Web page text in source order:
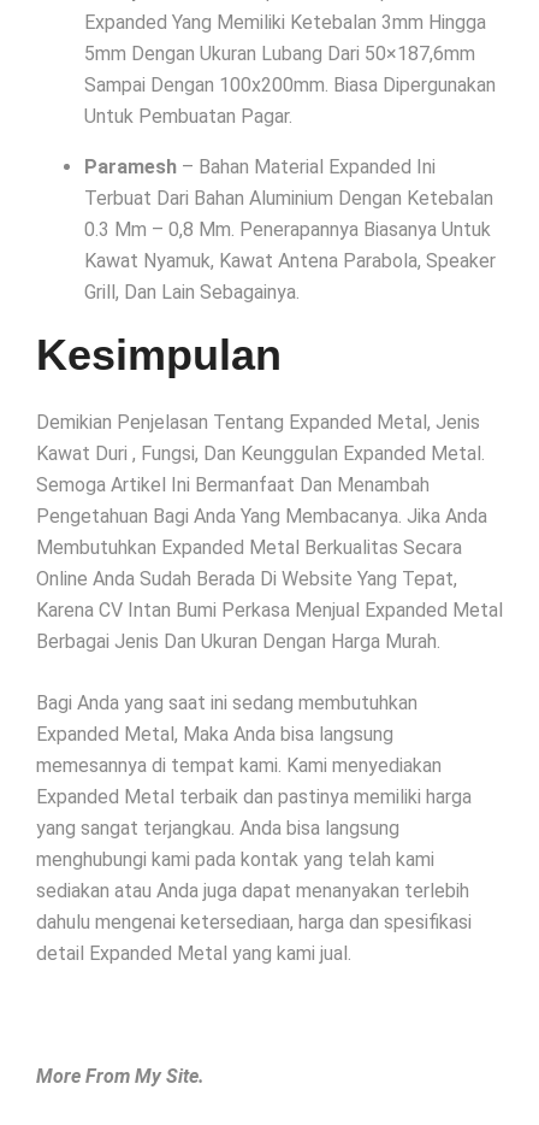
Expanded Yang Memiliki Ketebalan 3mm Hingga
5mm Dengan Ukuran Lubang Dari 50×187,6mm
Sampai Dengan 100x200mm. Biasa Dipergunakan
Untuk Pembuatan Pagar.
Paramesh – Bahan Material Expanded Ini
Terbuat Dari Bahan Aluminium Dengan Ketebalan
0.3 Mm – 0,8 Mm. Penerapannya Biasanya Untuk
Kawat Nyamuk, Kawat Antena Parabola, Speaker
Grill, Dan Lain Sebagainya.
Kesimpulan
Demikian Penjelasan Tentang Expanded Metal, Jenis
Kawat Duri , Fungsi, Dan Keunggulan Expanded Metal.
Semoga Artikel Ini Bermanfaat Dan Menambah
Pengetahuan Bagi Anda Yang Membacanya. Jika Anda
Membutuhkan Expanded Metal Berkualitas Secara
Online Anda Sudah Berada Di Website Yang Tepat,
Karena CV Intan Bumi Perkasa Menjual Expanded Metal
Berbagai Jenis Dan Ukuran Dengan Harga Murah.
Bagi Anda yang saat ini sedang membutuhkan
Expanded Metal, Maka Anda bisa langsung
memesannya di tempat kami. Kami menyediakan
Expanded Metal terbaik dan pastinya memiliki harga
yang sangat terjangkau. Anda bisa langsung
menghubungi kami pada kontak yang telah kami
sediakan atau Anda juga dapat menanyakan terlebih
dahulu mengenai ketersediaan, harga dan spesifikasi
detail Expanded Metal yang kami jual.
More From My Site.